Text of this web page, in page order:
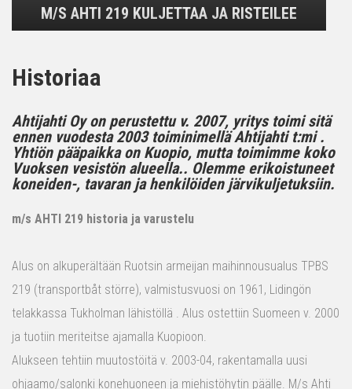
M/S AHTI 219 KULJETTAA JA RISTEILEE
Historiaa
Ahtijahti Oy on perustettu v. 2007, yritys toimi sitä
ennen vuodesta 2003 toiminimellä Ahtijahti t:mi .
Yhtiön pääpaikka on Kuopio, mutta toimimme koko
Vuoksen vesistön alueella.. Olemme erikoistuneet
koneiden-, tavaran ja henkilöiden järvikuljetuksiin.
m/s AHTI 219 historia ja varustelu
Alus on alkuperältään Ruotsin armeijan maihinnousualus TPBS
219 (transportbåt större), valmistusvuosi on 1961, Lidingön
telakkassa Tukholman lähistöllä . Alus ostettiin Suomeen v. 2000
ja tuotiin meriteitse ajamalla Kuopioon.
Alukseen tehtiin muutostöitä v. 2003-04, rakentamalla uusi
ohjaamo/salonki konehuoneen ja miehistöhytin päälle. M/s Ahti